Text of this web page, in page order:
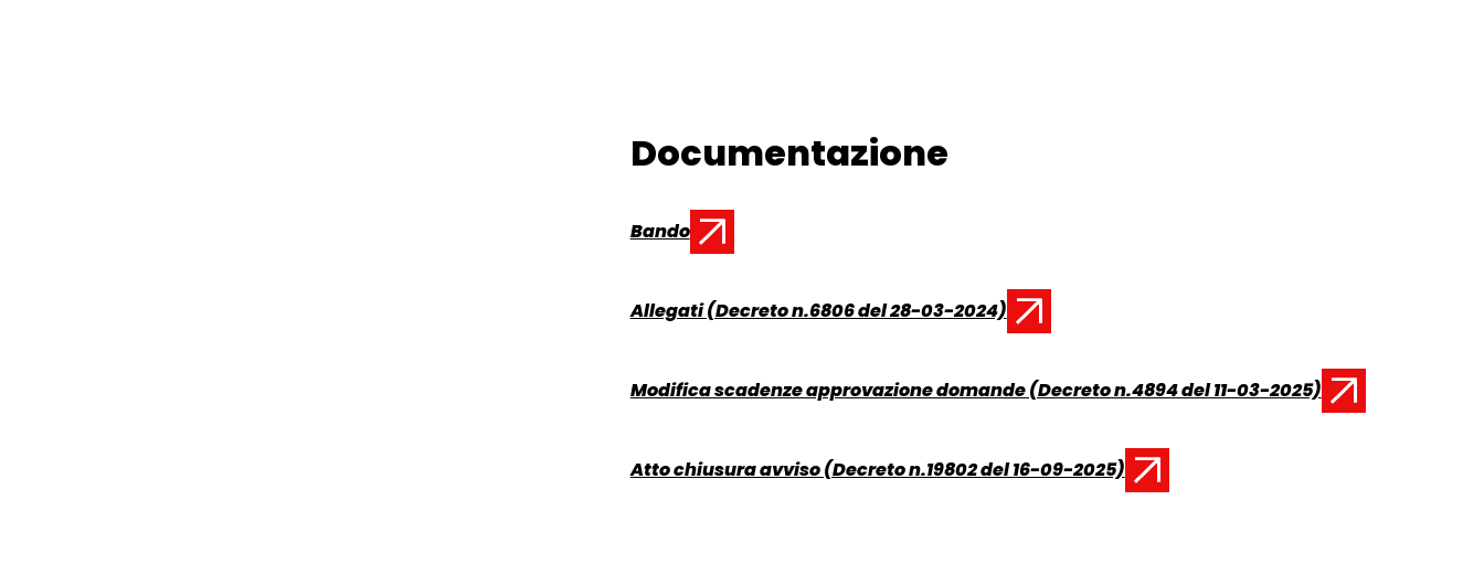
Documentazione
Documento:
Bando
Documento:
Allegati (Decreto n.6806 del 28-03-2024)
Documento:
Modifica scadenze approvazione domande (Decreto n.4894 del 11-03-2025)
Documento:
Atto chiusura avviso (Decreto n.19802 del 16-09-2025)
Torna alla navigazione